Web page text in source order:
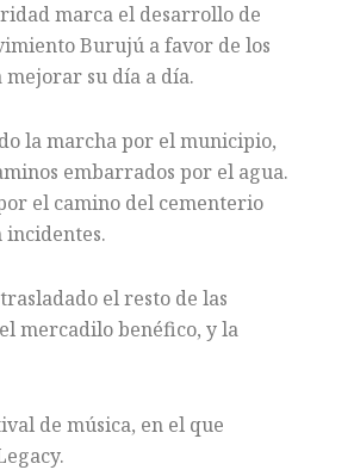
marca el desarrollo de
Burujú a favor de los
su día a día.
la marcha por el municipio,
embarrados por el agua.
el camino del cementerio
incidentes.
el resto de las
mercadilo benéfico, y la
de música, en el que